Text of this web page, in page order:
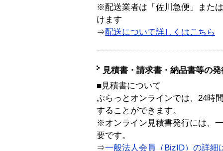
※配送業者は「佐川急便」また
けます
⇒配送について詳しくはこちら
見積書・請求書・納品書等の
■見積書について
ぷらっとオンラインでは、24時
することができます。
※オンライン見積書発行には、
要です。
⇒一般法人会員（BizID）の詳細